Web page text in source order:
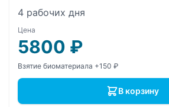
4 рабочих дня
Цена
5800 ₽
Взятие биоматериала +150 ₽
В корзину